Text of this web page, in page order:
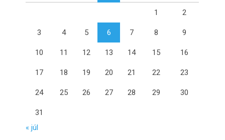
1 2
3 4 5 6 7 8 9
10 11 12 13 14 15 16
17 18 19 20 21 22 23
24 25 26 27 28 29 30
31
« júl